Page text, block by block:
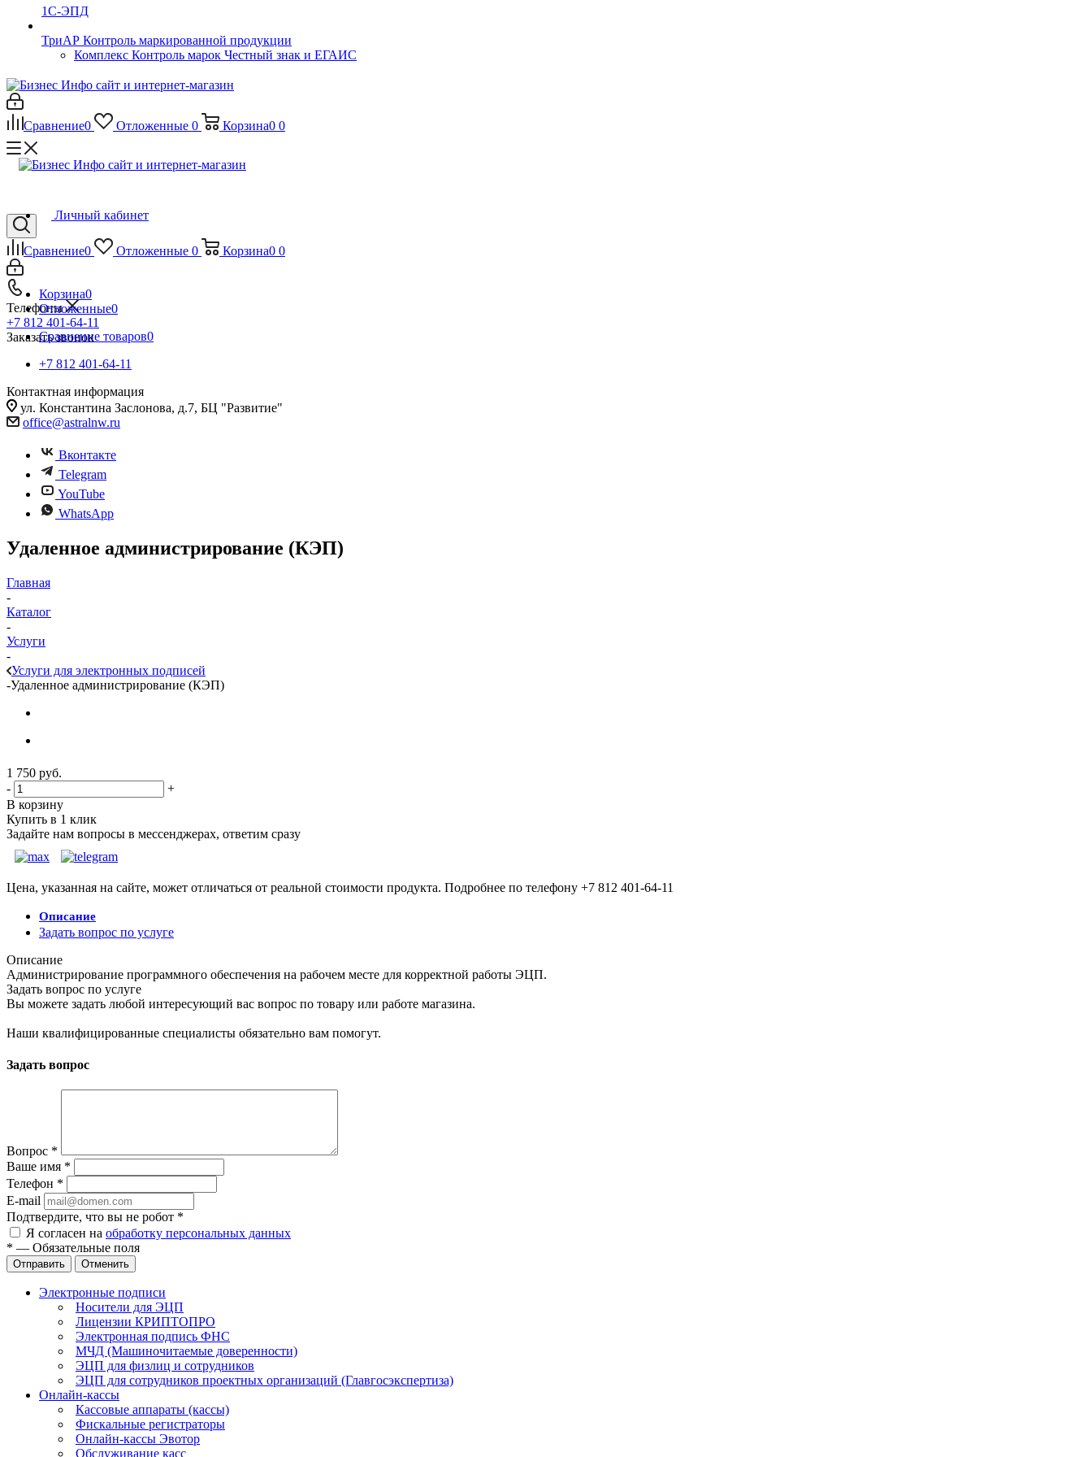
1С-ЭПД
ТриАР Контроль маркированной продукции
Комплекс Контроль марок Честный знак и ЕГАИС
Сравнение0 Отложенные 0 Корзина0 0
Сравнение0 Отложенные 0 Корзина0 0
Телефоны
+7 812 401-64-11
Заказать звонок
Личный кабинет
Корзина0
Отложенные0
Сравнение товаров0
+7 812 401-64-11
Контактная информация
ул. Константина Заслонова, д.7, БЦ "Развитие"
office@astralnw.ru
Вконтакте
Telegram
YouTube
WhatsApp
Удаленное администрирование (КЭП)
Главная
-
Каталог
-
Услуги
-
Услуги для электронных подписей
-Удаленное администрирование (КЭП)
1 750 руб.
-
+
В корзину
Купить в 1 клик
Задайте нам вопросы в мессенджерах, ответим сразу
Цена, указанная на сайте, может отличаться от реальной стоимости продукта. Подробнее по телефону +7 812 401-64-11
Описание
Задать вопрос по услуге
Описание
Администрирование программного обеспечения на рабочем месте для корректной работы ЭЦП.
Задать вопрос по услуге
Вы можете задать любой интересующий вас вопрос по товару или работе магазина.
Наши квалифицированные специалисты обязательно вам помогут.
Задать вопрос
Вопрос *
Ваше имя *
Телефон *
E-mail
Подтвердите, что вы не робот *
Я согласен на обработку персональных данных
* — Обязательные поля
Отправить Отменить
Электронные подписи
Носители для ЭЦП
Лицензии КРИПТОПРО
Электронная подпись ФНС
МЧД (Машиночитаемые доверенности)
ЭЦП для физлиц и сотрудников
ЭЦП для сотрудников проектных организаций (Главгосэкспертиза)
Онлайн-кассы
Кассовые аппараты (кассы)
Фискальные регистраторы
Онлайн-кассы Эвотор
Обслуживание касс